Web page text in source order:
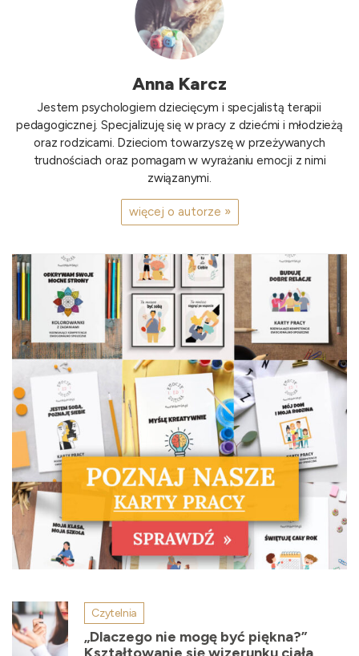
Anna Karcz
Jestem psychologiem dziecięcym i specjalistą terapii
pedagogicznej. Specjalizuję się w pracy z dziećmi i młodzieżą
oraz rodzicami. Dzieciom towarzyszę w przeżywanych
trudnościach oraz pomagam w wyrażaniu emocji z nimi
związanymi.
więcej o autorze »
Czytelnia
„Dlaczego nie mogę być piękna?”